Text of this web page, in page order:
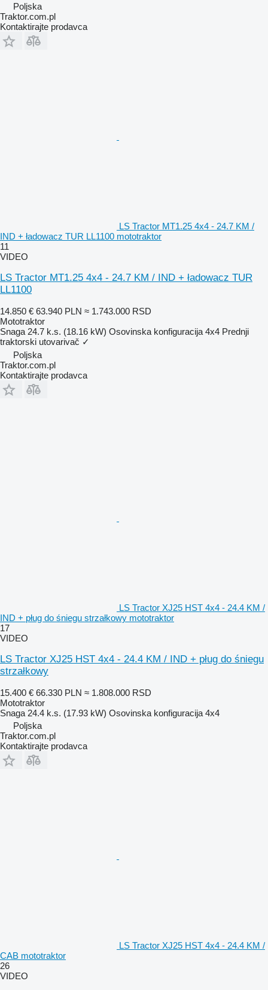
Poljska
Traktor.com.pl
Kontaktirajte prodavca
LS Tractor MT1.25 4x4 - 24.7 KM /
IND + ładowacz TUR LL1100 mototraktor
11
VIDEO
LS Tractor MT1.25 4x4 - 24.7 KM / IND + ładowacz TUR
LL1100
14.850 € 63.940 PLN ≈ 1.743.000 RSD
Mototraktor
Snaga 24.7 k.s. (18.16 kW) Osovinska konfiguracija 4x4 Prednji
traktorski utovarivač ✓
Poljska
Traktor.com.pl
Kontaktirajte prodavca
LS Tractor XJ25 HST 4x4 - 24.4 KM /
IND + pług do śniegu strzałkowy mototraktor
17
VIDEO
LS Tractor XJ25 HST 4x4 - 24.4 KM / IND + pług do śniegu
strzałkowy
15.400 € 66.330 PLN ≈ 1.808.000 RSD
Mototraktor
Snaga 24.4 k.s. (17.93 kW) Osovinska konfiguracija 4x4
Poljska
Traktor.com.pl
Kontaktirajte prodavca
LS Tractor XJ25 HST 4x4 - 24.4 KM /
CAB mototraktor
26
VIDEO